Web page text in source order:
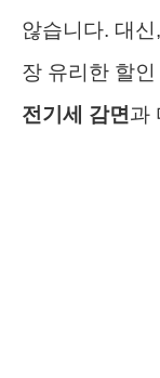
않습니다. 대
장 유리한 할
전기세 감면 과